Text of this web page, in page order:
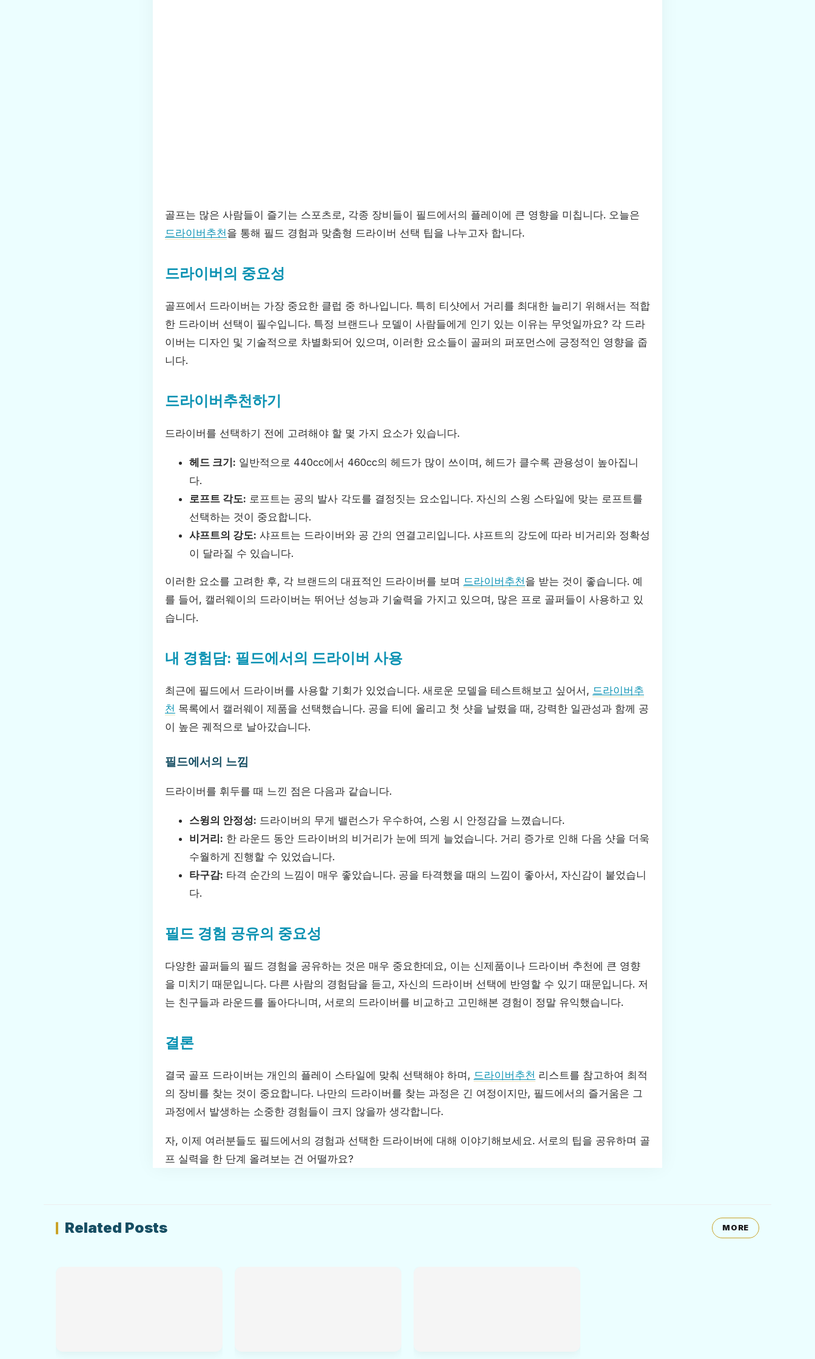
골프는 많은 사람들이 즐기는 스포츠로, 각종 장비들이 필드에서의 플레이에 큰 영향을 미칩니다. 오늘은
드라이버추천을 통해 필드 경험과 맞춤형 드라이버 선택 팁을 나누고자 합니다.
드라이버의 중요성
골프에서 드라이버는 가장 중요한 클럽 중 하나입니다. 특히 티샷에서 거리를 최대한 늘리기 위해서는 적합
한 드라이버 선택이 필수입니다. 특정 브랜드나 모델이 사람들에게 인기 있는 이유는 무엇일까요? 각 드라
이버는 디자인 및 기술적으로 차별화되어 있으며, 이러한 요소들이 골퍼의 퍼포먼스에 긍정적인 영향을 줍
니다.
드라이버추천하기
드라이버를 선택하기 전에 고려해야 할 몇 가지 요소가 있습니다.
헤드 크기: 일반적으로 440cc에서 460cc의 헤드가 많이 쓰이며, 헤드가 클수록 관용성이 높아집니
다.
로프트 각도: 로프트는 공의 발사 각도를 결정짓는 요소입니다. 자신의 스윙 스타일에 맞는 로프트를
선택하는 것이 중요합니다.
샤프트의 강도: 샤프트는 드라이버와 공 간의 연결고리입니다. 샤프트의 강도에 따라 비거리와 정확성
이 달라질 수 있습니다.
이러한 요소를 고려한 후, 각 브랜드의 대표적인 드라이버를 보며 드라이버추천을 받는 것이 좋습니다. 예
를 들어, 캘러웨이의 드라이버는 뛰어난 성능과 기술력을 가지고 있으며, 많은 프로 골퍼들이 사용하고 있
습니다.
내 경험담: 필드에서의 드라이버 사용
최근에 필드에서 드라이버를 사용할 기회가 있었습니다. 새로운 모델을 테스트해보고 싶어서, 드라이버추
천 목록에서 캘러웨이 제품을 선택했습니다. 공을 티에 올리고 첫 샷을 날렸을 때, 강력한 일관성과 함께 공
이 높은 궤적으로 날아갔습니다.
필드에서의 느낌
드라이버를 휘두를 때 느낀 점은 다음과 같습니다.
스윙의 안정성: 드라이버의 무게 밸런스가 우수하여, 스윙 시 안정감을 느꼈습니다.
비거리: 한 라운드 동안 드라이버의 비거리가 눈에 띄게 늘었습니다. 거리 증가로 인해 다음 샷을 더욱
수월하게 진행할 수 있었습니다.
타구감: 타격 순간의 느낌이 매우 좋았습니다. 공을 타격했을 때의 느낌이 좋아서, 자신감이 붙었습니
다.
필드 경험 공유의 중요성
다양한 골퍼들의 필드 경험을 공유하는 것은 매우 중요한데요, 이는 신제품이나 드라이버 추천에 큰 영향
을 미치기 때문입니다. 다른 사람의 경험담을 듣고, 자신의 드라이버 선택에 반영할 수 있기 때문입니다. 저
는 친구들과 라운드를 돌아다니며, 서로의 드라이버를 비교하고 고민해본 경험이 정말 유익했습니다.
결론
결국 골프 드라이버는 개인의 플레이 스타일에 맞춰 선택해야 하며, 드라이버추천 리스트를 참고하여 최적
의 장비를 찾는 것이 중요합니다. 나만의 드라이버를 찾는 과정은 긴 여정이지만, 필드에서의 즐거움은 그
과정에서 발생하는 소중한 경험들이 크지 않을까 생각합니다.
자, 이제 여러분들도 필드에서의 경험과 선택한 드라이버에 대해 이야기해보세요. 서로의 팁을 공유하며 골
프 실력을 한 단계 올려보는 건 어떨까요?
Related Posts MORE